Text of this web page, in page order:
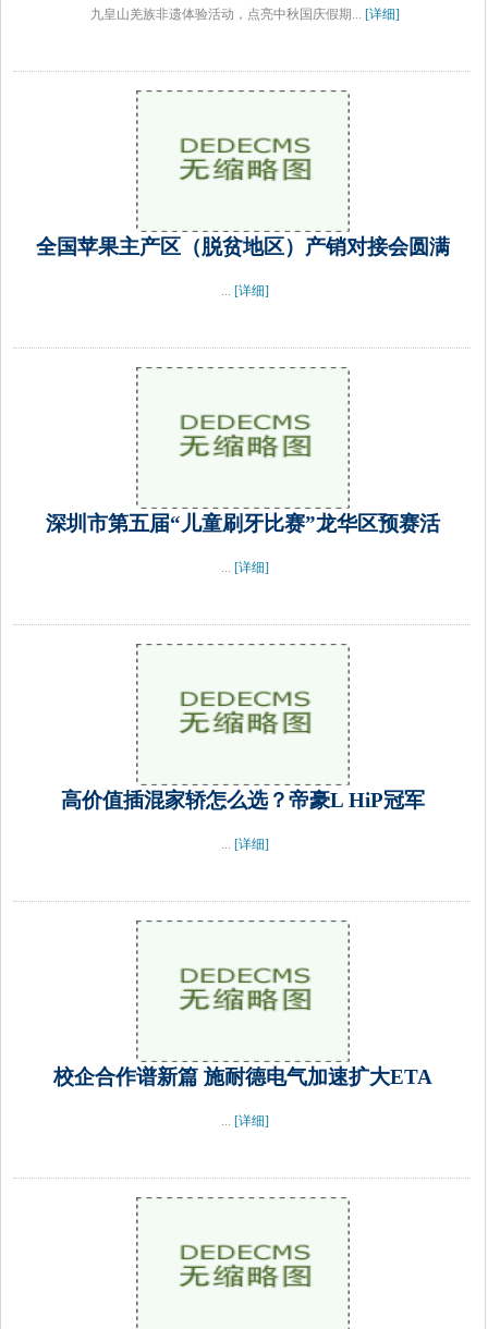
九皇山羌族非遗体验活动，点亮中秋国庆假期... [详细]
全国苹果主产区（脱贫地区）产销对接会圆满
... [详细]
深圳市第五届“儿童刷牙比赛”龙华区预赛活
... [详细]
高价值插混家轿怎么选？帝豪L HiP冠军
... [详细]
校企合作谱新篇 施耐德电气加速扩大ETA
... [详细]